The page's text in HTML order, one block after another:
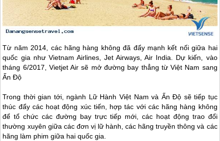
Từ năm 2014, các hãng hàng không đã đẩy mạnh kết nối giữa hai
quốc gia như Vietnam Airlines, Jet Airways, Air India. Dự kiến, vào
tháng 6/2017, Vietjet Air sẽ mở đường bay thẳng từ Việt Nam sang
Ấn Độ
Trong thời gian tới, ngành Lữ Hành Việt Nam và Ấn Độ sẽ tiếp tục
thúc đẩy các hoạt động xúc tiến, hợp tác với các hãng hàng không
để tổ chức các đường bay trực tiếp mới, các hoạt động trao đổi
thường xuyên giữa các đơn vị lữ hành, các hãng truyền thông và các
hãng làm phim giữa hai quốc gia.